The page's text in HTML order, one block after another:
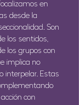
en
desde la
Son
los sentidos,
los grupos con
implica no
interpelar. Estas
con